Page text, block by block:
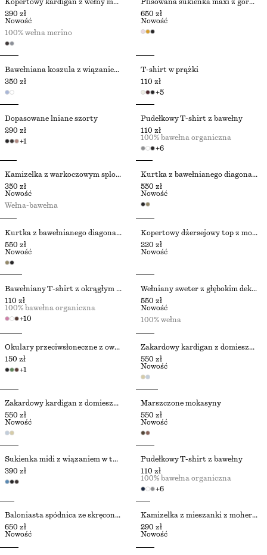
Kopertowy kardigan z wełny merynosów
290 zł
Nowość
100% wełna merino
Plisowana sukienka maxi z gorsetem
650 zł
Nowość
Bawełniana koszula z wiązaniem w talii
350 zł
T-shirt w prążki
110 zł
+5
Dopasowane lniane szorty
290 zł
+1
Pudełkowy T-shirt z bawełny
110 zł
+6
100% bawełna organiczna
Kamizelka z warkoczowym splotem i półgolfem
350 zł
Nowość
Wełna-bawełna
Kurtka z bawełnianego diagonalu z paskiem
550 zł
Nowość
Kurtka z bawełnianego diagonalu z paskiem
550 zł
Nowość
Kopertowy dżersejowy top z modalem
220 zł
Nowość
Bawełniany T-shirt z okrągłym dekoltem
110 zł
+10
100% bawełna organiczna
Wełniany sweter z głębokim dekoltem w szpic
550 zł
Nowość
100% wełna
Okulary przeciwsłoneczne z owalną oprawką
150 zł
+1
Żakardowy kardigan z domieszką moheru
550 zł
Nowość
Żakardowy kardigan z domieszką moheru
550 zł
Nowość
Marszczone mokasyny
550 zł
Nowość
Sukienka midi z wiązaniem w talii
390 zł
Pudełkowy T-shirt z bawełny
110 zł
+6
100% bawełna organiczna
Baloniasta spódnica ze skręconym drapowaniem
650 zł
Nowość
Kamizelka z mieszanki z moherem z półgolfem
290 zł
Nowość